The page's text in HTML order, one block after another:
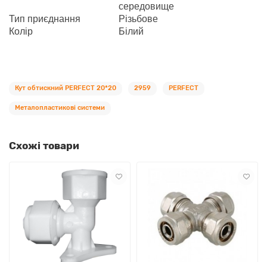
середовище
Тип приєднання
Різьбове
Колір
Білий
Кут обтискний PERFEСT 20*20 2959 PERFEСT
Металопластикові системи
Схожі товари